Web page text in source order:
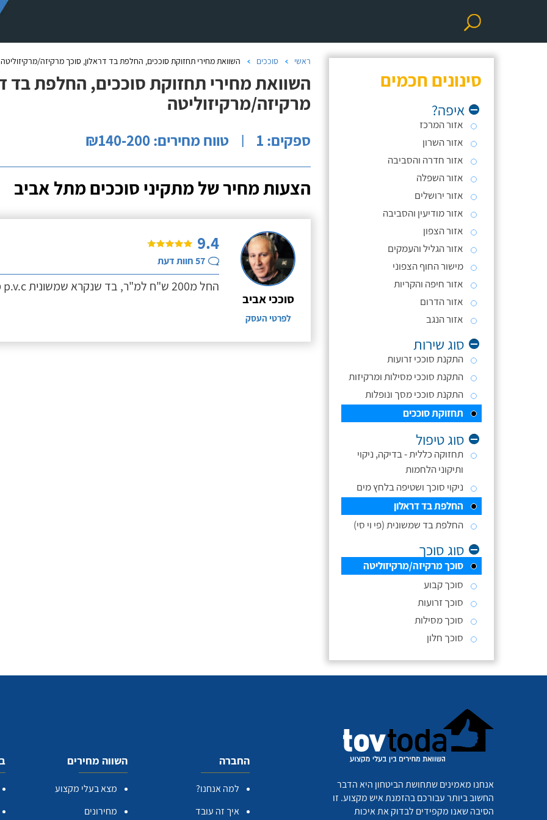
סינונים חכמים
איפה?
אזור המרכז
אזור השרון
אזור חדרה והסביבה
אזור השפלה
אזור ירושלים
אזור מודיעין והסביבה
אזור הצפון
אזור הגליל והעמקים
מישור החוף הצפוני
אזור חיפה והקריות
אזור הדרום
אזור הנגב
סוג שירות
התקנת סוככי זרועות
התקנת סוככי מסילות ומרקיזות
התקנת סוככי מסך ונופלות
תחזוקת סוככים
סוג טיפול
תחזוקה כללית - בדיקה, ניקוי
ותיקוני הלחמות
ניקוי סוכך ושטיפה בלחץ מים
החלפת בד דראלון
החלפת בד שמשונית (פי וי סי)
סוג סוכך
סוכך מרקיזה/מרקיזוליטה
סוכך קבוע
סוכך זרועות
סוכך מסילות
סוכך חלון
ראשי סוככים השוואת מחירי תחזוקת סוככים, החלפת בד דראלון, סוכך מרקיזה/מרקיזוליטה
השוואת מחירי תחזוקת סוככים, החלפת בד
מרקיזה/מרקיזוליטה
ספקים: 1 | טווח מחירים: ₪140-200
הצעות מחיר של מתקיני סוככים מתל אביב
סוככי אביב
לפרטי העסק
9.4
57חוות דעת
החל מ200 ש"ח למ"ר, בד שנקרא שמשונית p.v.c מקיבוץ האוגן
אנחנו מאמינים שתחושת הביטחון היא הדבר
החשוב ביותר עבורכם בהזמנת איש מקצוע. זו
הסיבה שאנו מקפידים לבדוק את איכות
החברה
למה אנחנו?
איך זה עובד
השווה מחירים
מצא בעלי מקצוע
מחירונים